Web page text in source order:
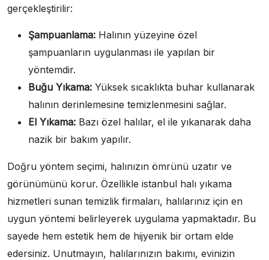
gerçekleştirilir:
Şampuanlama: Halının yüzeyine özel
şampuanların uygulanması ile yapılan bir
yöntemdir.
Buğu Yıkama: Yüksek sıcaklıkta buhar kullanarak
halının derinlemesine temizlenmesini sağlar.
El Yıkama: Bazı özel halılar, el ile yıkanarak daha
nazik bir bakım yapılır.
Doğru yöntem seçimi, halınızın ömrünü uzatır ve
görünümünü korur. Özellikle istanbul halı yıkama
hizmetleri sunan temizlik firmaları, halılarınız için en
uygun yöntemi belirleyerek uygulama yapmaktadır. Bu
sayede hem estetik hem de hijyenik bir ortam elde
edersiniz. Unutmayın, halılarınızın bakımı, evinizin